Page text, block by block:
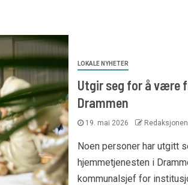
LOKALE NYHETER
Utgir seg for å være
Drammen
19. mai 2026 Redaksjonen
Noen personer har utgitt
hjemmetjenesten i
kommunalsjef for